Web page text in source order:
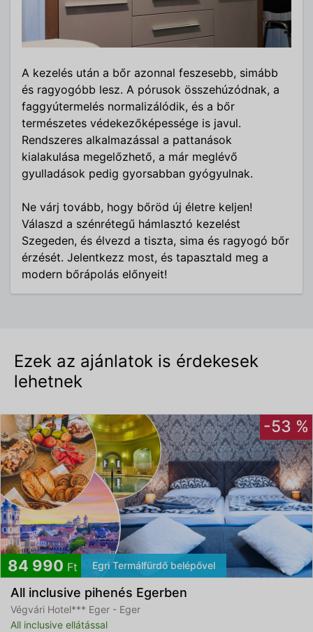
A kezelés után a bőr azonnal feszesebb, simább
és ragyogóbb lesz. A pórusok összehúzódnak, a
faggyútermelés normalizálódik, és a bőr
természetes védekezőképessége is javul.
Rendszeres alkalmazással a pattanások
kialakulása megelőzhető, a már meglévő
gyulladások pedig gyorsabban gyógyulnak.
Ne várj tovább, hogy bőröd új életre keljen!
Válaszd a szénrétegű hámlasztó kezelést
Szegeden, és élvezd a tiszta, sima és ragyogó bőr
érzését. Jelentkezz most, és tapasztald meg a
modern bőrápolás előnyeit!
Ezek az ajánlatok is érdekesek
lehetnek
-53 %
84 990 Ft Egri Termálfürdő belépővel
All inclusive pihenés Egerben
Végvári Hotel*** Eger - Eger
All inclusive ellátással